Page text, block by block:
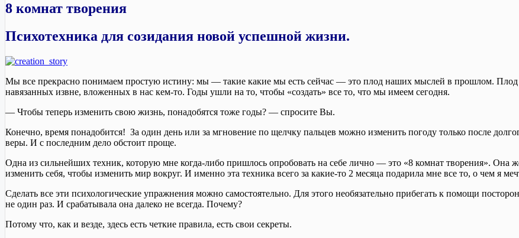
8 комнат творения
Психотехника для созидания новой успешной жизни.
Мы все прекрасно понимаем простую истину: мы — такие какие мы есть сейчас — это плод наших мыслей в прошлом. Плод
навязанных извне, вложенных в нас кем-то. Годы ушли на то, чтобы «создать» все то, что мы имеем сегодня.
— Чтобы теперь изменить свою жизнь, понадобятся тоже годы? — спросите Вы.
Конечно, время понадобится! За один день или за мгновение по щелчку пальцев можно изменить погоду только после
веры. И с последним дело обстоит проще.
Одна из сильнейших техник, которую мне когда-либо пришлось опробовать на себе лично — это «8 комнат творения». Она
изменить себя, чтобы изменить мир вокруг. И именно эта техника всего за какие-то 2 месяца подарила мне все то, о чем я
Сделать все эти психологические упражнения можно самостоятельно. Для этого необязательно прибегать к помощи
не один раз. И срабатывала она далеко не всегда. Почему?
Потому что, как и везде, здесь есть четкие правила, есть свои секреты.